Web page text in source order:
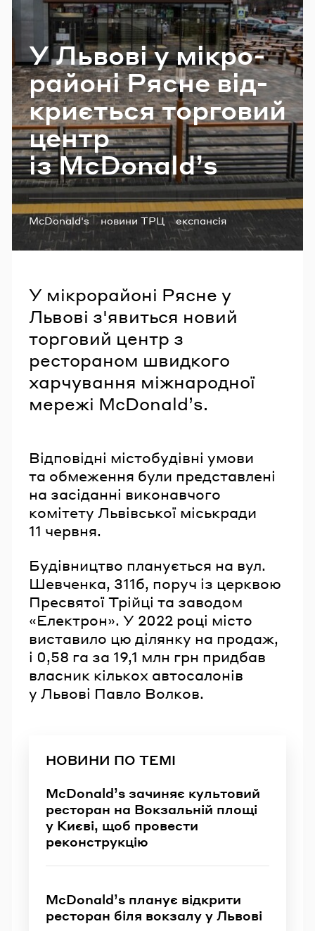
У Льво­ві у мі­кро­
ра­йо­ні Рясне від­
кри­є­ться тор­го­вий
центр
із McDonald’s
Теги:
McDonald's новини ТРЦ
експансія
фаст-фуд
У мікрорайоні Рясне у
Львові з'явиться новий
торговий центр з
рестораном швидкого
харчування міжнародної
мережі McDonald’s.
Відповідні містобудівні умови
та обмеження були представлені
на засіданні виконавчого
комітету Львівської міськради
11 червня.
Будівництво планується на вул.
Шевченка, 311б, поруч із церквою
Пресвятої Трійці та заводом
«Електрон». У 2022 році місто
виставило цю ділянку на продаж,
і 0,58 га за 19,1 млн грн придбав
власник кількох автосалонів
у Львові Павло Волков.
НОВИНИ ПО ТЕМІ
McDonald’s зачиняє культовий
ресторан на Вокзальній площі
у Києві, щоб провести
реконструкцію
McDonald’s планує відкрити
ресторан біля вокзалу у Львові
Email
Пароль
Забули пароль?
УВІЙТИ